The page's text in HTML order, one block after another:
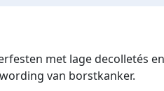
met lage decolletés
van borstkanker.